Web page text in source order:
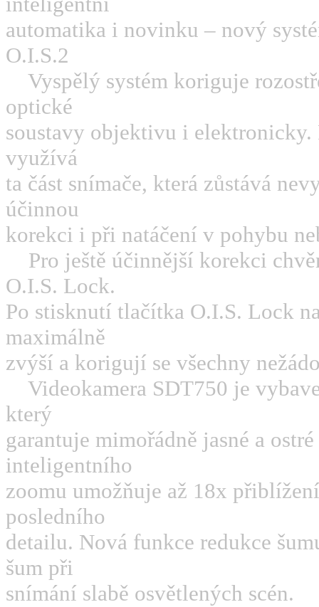
automatika i novinku – nový
O.I.S.2
Vyspělý systém koriguje
optické
soustavy objektivu i
využívá
ta část snímače, která zůstává
účinnou
korekci i při natáčení v pohybu
Pro ještě účinnější korekci
O.I.S. Lock.
Po stisknutí tlačítka O.I.S. Lock
maximálně
zvýší a korigují se všechny
Videokamera SDT750 je
který
garantuje mimořádně jasné a
inteligentního
zoomu umožňuje až 18x
posledního
detailu. Nová funkce redukce
šum při
snímání slabě osvětlených scén.